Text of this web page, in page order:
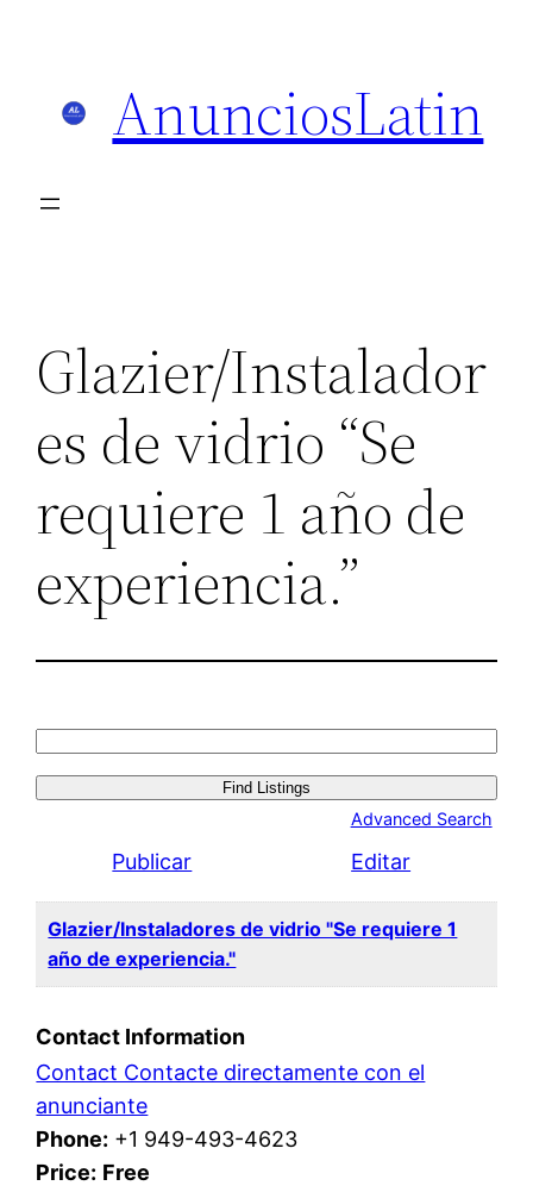
AnunciosLatin
Glazier/Instalador
es de vidrio “Se
requiere 1 año de
experiencia.”
Search
for:
Advanced Search
Publicar Editar
Glazier/Instaladores de vidrio "Se requiere 1
año de experiencia."
Contact Information
Contact Contacte directamente con el
anunciante
Phone: +1 949-493-4623
Price: Free